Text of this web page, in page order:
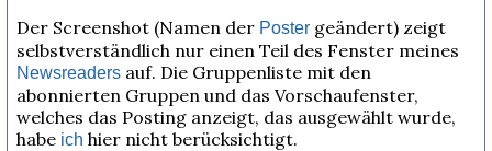
Der Screenshot (Namen der Poster geändert) zeigt
selbstverständlich nur einen Teil des Fenster meines
Newsreaders auf. Die Gruppenliste mit den
abonnierten Gruppen und das Vorschaufenster,
welches das Posting anzeigt, das ausgewählt wurde,
habe ich hier nicht berücksichtigt.